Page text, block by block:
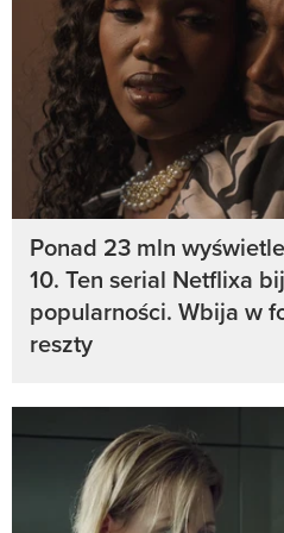
Ponad 23 mln
10. Ten serial Netflixa
popularności. Wbija w
reszty